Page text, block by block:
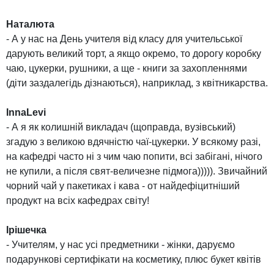
Наталюта
- А у нас на День учителя від класу для учительської
дарують великий торт, а якщо окремо, то дорогу коробку
чаю, цукерки, рушники, а ще - книги за захопленнями
(діти заздалегідь дізнаються), наприклад, з квітникарства.
InnaLevi
- А я як колишній викладач (щоправда, вузівський)
згадую з великою вдячністю чаї-цукерки. У всякому разі,
на кафедрі часто ні з чим чаю попити, всі забігані, нічого
не купили, а після свят-величезне підмога))))). Звичайний
чорний чай у пакетиках і кава - от найдефіцитніший
продукт на всіх кафедрах світу!
Ірішечка
- Учителям, у нас усі предметники - жінки, даруємо
подарункові сертифікати на косметику, плюс букет квітів